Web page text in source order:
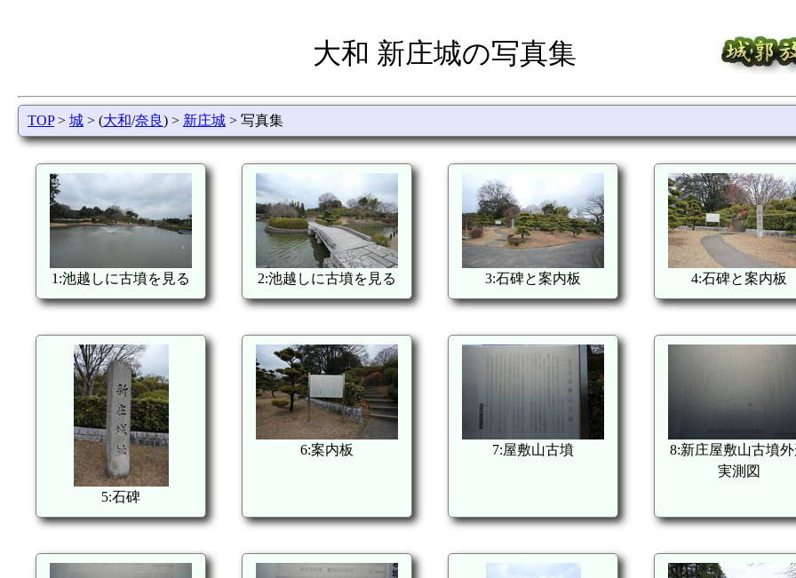
大和 新庄城の写真集
TOP> 城 > (大和/奈良) > 新庄城 > 写真集
1:池越しに古墳を見る 2:池越しに古墳を見る 3:石碑と案内板 4:石碑と案内板
5:石碑
6:案内板 7:屋敷山古墳
8:新庄屋敷山古墳
実測図